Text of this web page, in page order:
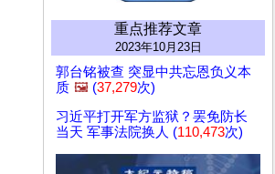
重点推荐文章
2023年10月23日
郭台铭被查 突显中共忘恩负义本
质 🖼️ (37,279次)
习近平打开军方监狱？罢免防长
当天 军事法院换人 (110,473次)